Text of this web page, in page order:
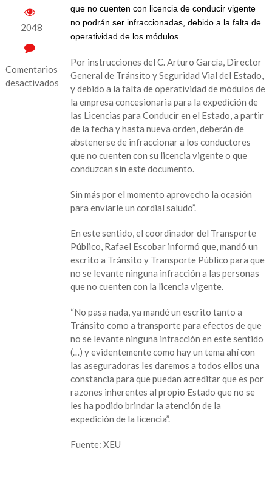
2048
Comentarios
desactivados
que no cuenten con licencia de conducir vigente
no podrán ser infraccionadas, debido a la falta de
operatividad de los módulos.
Por instrucciones del C. Arturo García, Director
General de Tránsito y Seguridad Vial del Estado,
y debido a la falta de operatividad de módulos de
la empresa concesionaria para la expedición de
las Licencias para Conducir en el Estado, a partir
de la fecha y hasta nueva orden, deberán de
abstenerse de infraccionar a los conductores
que no cuenten con su licencia vigente o que
conduzcan sin este documento.
Sin más por el momento aprovecho la ocasión
para enviarle un cordial saludo”.
En este sentido, el coordinador del Transporte
Público, Rafael Escobar informó que, mandó un
escrito a Tránsito y Transporte Público para que
no se levante ninguna infracción a las personas
que no cuenten con la licencia vigente.
“No pasa nada, ya mandé un escrito tanto a
Tránsito como a transporte para efectos de que
no se levante ninguna infracción en este sentido
(…) y evidentemente como hay un tema ahí con
las aseguradoras les daremos a todos ellos una
constancia para que puedan acreditar que es por
razones inherentes al propio Estado que no se
les ha podido brindar la atención de la
expedición de la licencia”.
Fuente: XEU